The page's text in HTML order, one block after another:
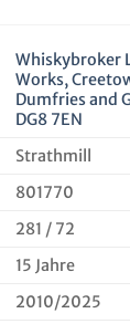
Whiskybroker
Works,
Dumfries and
DG8 7EN
Strathmill
801770
281 / 72
15 Jahre
2010/2025